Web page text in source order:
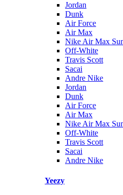
Jordan
Dunk
Air Force
Air Max
Nike Air Max
Off-White
Travis Scott
Sacai
Andre Nike
Jordan
Dunk
Air Force
Air Max
Nike Air Max
Off-White
Travis Scott
Sacai
Andre Nike
Yeezy